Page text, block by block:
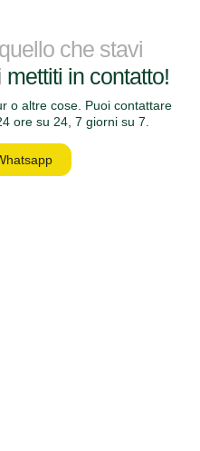
che stavi
mettiti in contatto!
o altre cose. Puoi contattare
ore su 24, 7 giorni su 7.